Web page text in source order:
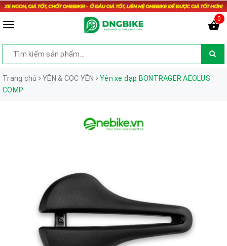
0
Trang chủ YÊN & CỌC YÊN
Yên xe đạp BONTRAGER AEOLUS
COMP